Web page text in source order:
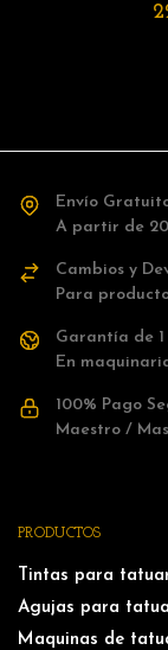
Envío
A partir de
Cambios y
Para
Garantía de 1
En
100% Pago
Maestro /
PRODUCTOS
Tintas para
Agujas para
Maquinas de